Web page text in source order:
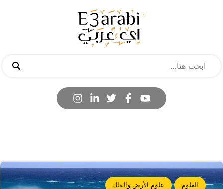
العلوم علوم الأرض والفلك